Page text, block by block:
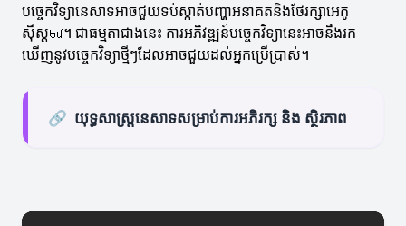
បច្ចេកវិទ្យានេសាទអាចជួយទប់ស្កាត់បញ្ហាអនាគតនិងថែរក្សាអេកូ
ស៊ីស្តեմ។ ជាធម្មតាជាងនេះ ការអភិវឌ្ឍន៍បច្ចេកវិទ្យានេះអាចនឹងរក
ឃើញនូវបច្ចេកវិទ្យាថ្មីៗដែលអាចជួយដល់អ្នកប្រើប្រាស់។
🔗 យុទ្ធសាស្ត្រនេសាទសម្រាប់ការអភិរក្ស និង ស្ថិរភាព